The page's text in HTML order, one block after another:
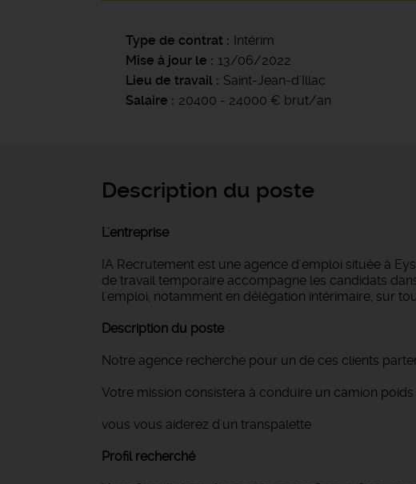
Type de contrat
Intérim
Mise à jour le
13/06/2022
Lieu de travail
Saint-Jean-d'Illac
Salaire
20400 - 24000 € brut/an
Description du poste
L'entreprise
IA Recrutement est une agence d'emploi située à
de travail temporaire accompagne les candidats
l'emploi, notamment en délégation intérimaire, sur
Description du poste
Notre agence recherche pour un de ces clients
Votre mission consistera à conduire un camion
vous vous aiderez d'un transpalette
Profil recherché